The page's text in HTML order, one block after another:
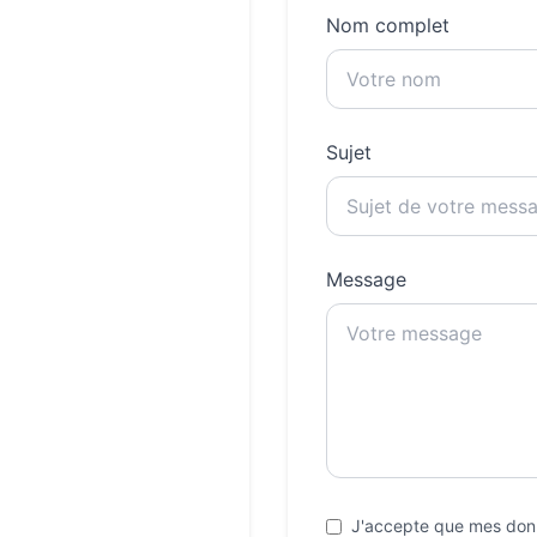
Nom complet
Sujet
Message
J'accepte que mes